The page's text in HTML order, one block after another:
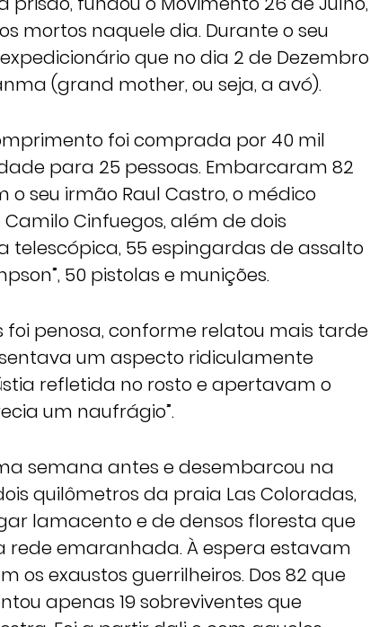
mortos naquele dia. Durante o seu
que no dia 2 de Dezembro
(grand mother, ou seja, a avó).
foi comprada por 40 mil
para 25 pessoas. Embarcaram 82
seu irmão Raul Castro, o médico
Camilo Cinfuegos, além de dois
telescópica, 55 espingardas de assalto
50 pistolas e munições.
penosa, conforme relatou mais tarde
um aspecto ridiculamente
refletida no rosto e apertavam o
um naufrágio”.
semana antes e desembarcou na
quilômetros da praia Las Coloradas,
lamacento e de densos floresta que
emaranhada. À espera estavam
os exaustos guerrilheiros. Dos 82 que
apenas 19 sobreviventes que